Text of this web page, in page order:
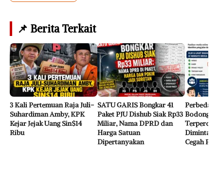
📌 Berita Terkait
3 Kali Pertemuan Raja Juli-
Suhardiman Amby, KPK
Kejar Jejak Uang Sin$14
Ribu
SATU GARIS Bongkar 41
Paket PJU Dishub Siak Rp33
Miliar, Nama DPRD dan
Harga Satuan
Dipertanyakan
Bodong
Diminta
Cegah